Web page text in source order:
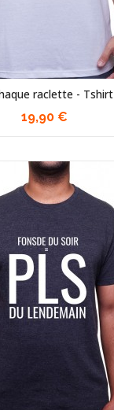
raclette - Tshirt
19,90 €